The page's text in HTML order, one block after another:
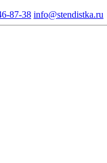
87-38 info@stendistka.ru